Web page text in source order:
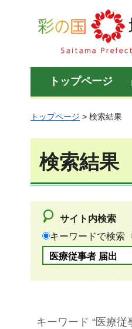
彩の国 埼玉県
トップページ
トップページ > 検索結果
検索結果
サイト内検索
キーワードで検索
キーワード “医療従